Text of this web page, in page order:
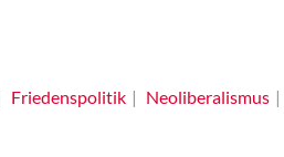
Friedenspolitik Neoliberalismus